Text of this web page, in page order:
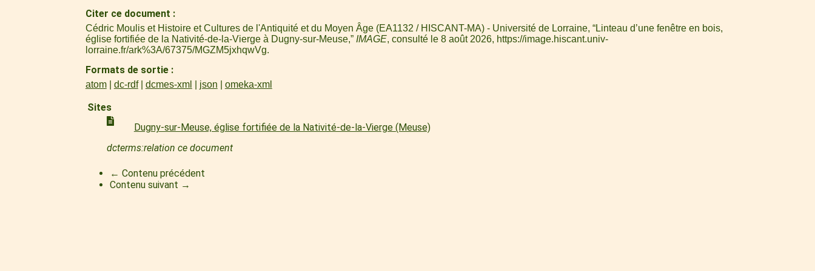
Citer ce document
Cédric Moulis et Histoire et Cultures de l'Antiquité et du Moyen Âge (EA1132 / HISCANT-MA) - Université de Lorraine, “Linteau d’une fenêtre en bois,
église fortifiée de la Nativité-de-la-Vierge à Dugny-sur-Meuse,” IMAGE, consulté le 8 août 2026, https://image.hiscant.univ-
lorraine.fr/ark%3A/67375/MGZM5jxhqwVg.
Formats de sortie
atom dc-rdf dcmes-xml json omeka-xml
Sites
Dugny-sur-Meuse, église fortifiée de la Nativité-de-la-Vierge (Meuse)
dcterms:relation ce document
← Contenu précédent
Contenu suivant →